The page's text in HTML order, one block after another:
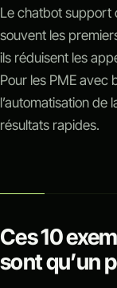
Le chatbot support
souvent les
ils réduisent les
Pour les PME avec
l’automatisation de
résultats rapides.
Ces 10
sont qu’un